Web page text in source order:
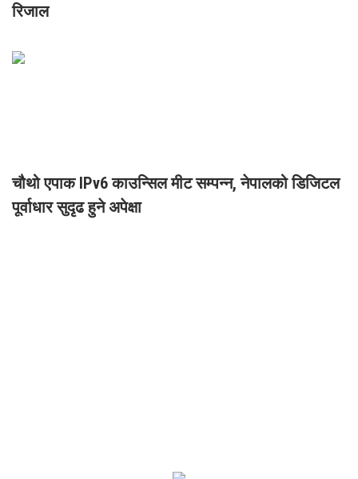
रिजाल
चौथो एपाक IPv6 काउन्सिल मीट सम्पन्न, नेपालको डिजिटल
पूर्वाधार सुदृढ हुने अपेक्षा